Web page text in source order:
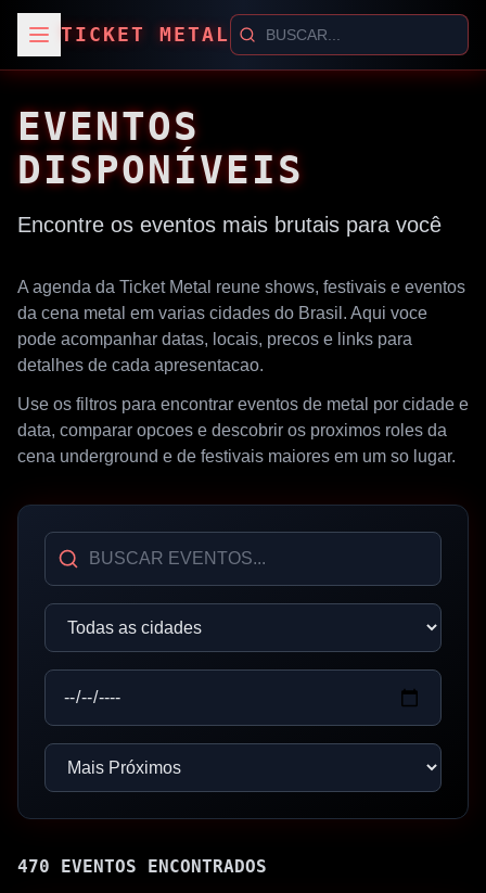
TICKET METAL
EVENTOS
DISPONÍVEIS
Encontre os eventos mais brutais para você
A agenda da Ticket Metal reune shows, festivais e eventos
da cena metal em varias cidades do Brasil. Aqui voce
pode acompanhar datas, locais, precos e links para
detalhes de cada apresentacao.
Use os filtros para encontrar eventos de metal por cidade e
data, comparar opcoes e descobrir os proximos roles da
cena underground e de festivais maiores em um so lugar.
470 EVENTOS ENCONTRADOS